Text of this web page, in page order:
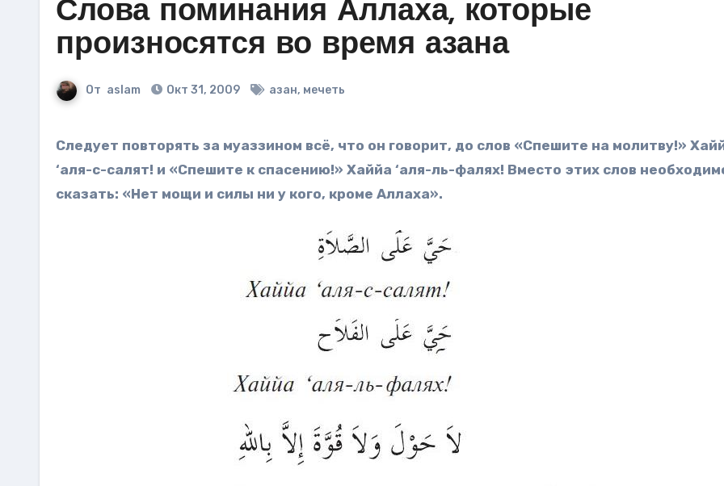
Слова поминания Аллаха, которые
произносятся во время азана
От aslam Окт 31, 2009 азан, мечеть
Следует повторять за муаззином всё, что он говорит, до слов «Спешите на молитву!» Хаййа
‘аля-с-салят! и «Спешите к спасению!» Хаййа ‘аля-ль-фалях! Вместо этих слов
сказать: «Нет мощи и силы ни у кого, кроме Аллаха».